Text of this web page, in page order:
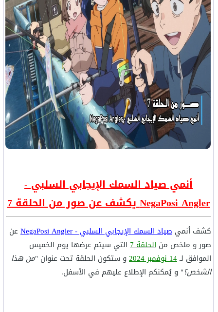
أنمي صياد السمك الإيجابي السلبي -
NegaPosi Angler يكشف عن صور من الحلقة 7
كشف أنمي صياد السمك الإيجابي السلبي - NegaPosi Angler
عن
صور و ملخص من الحلقة 7 التي سيتم عرضها يوم الخميس
الموافق لـ14 نوفمبر 2024 و ستكون الحلقة تحت عنوان "من هذا
الشخص؟" و يُمكنكم الإطلاع عليهم في الأسفل.